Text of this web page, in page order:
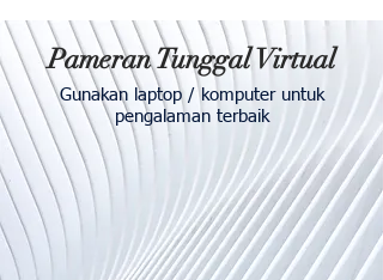
Pameran Tunggal Virtual
Gunakan laptop / komputer untuk
pengalaman terbaik